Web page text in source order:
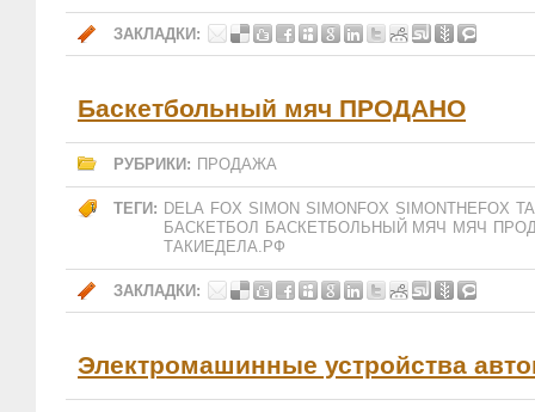
ЗАКЛАДКИ:
Баскетбольный мяч ПРОДАНО
РУБРИКИ: ПРОДАЖА
ТЕГИ: DELA FOX SIMON SIMONFOX SIMONTHEFOX
БАСКЕТБОЛ БАСКЕТБОЛЬНЫЙ МЯЧ МЯЧ
ТАКИЕДЕЛА.РФ
ЗАКЛАДКИ:
Электромашинные устройства